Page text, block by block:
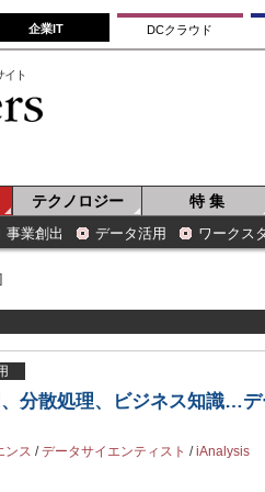
企業IT DCクラウド
イト
テクノロジー 特 集
事業創出 データ活用 ワークス
分散処理、ビジネス知識…
ンス /データサイエンティスト /iAnalysis